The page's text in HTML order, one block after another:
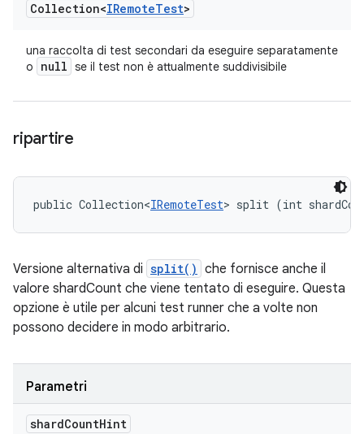
Collection<IRemoteTest>
una raccolta di test secondari da eseguire separatamente
o
null se il test non è attualmente suddivisibile
ripartire
public Collection<IRemoteTest> split (int
Versione alternativa di split() che fornisce anche il
valore shardCount che viene tentato di eseguire. Questa
opzione è utile per alcuni test runner che a volte non
possono decidere in modo arbitrario.
Parametri
shardCountHint